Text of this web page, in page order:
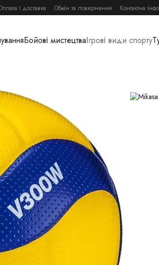
і доставка Обмін та повернення Контактна
Бойові мистецтваІгрові види спорту